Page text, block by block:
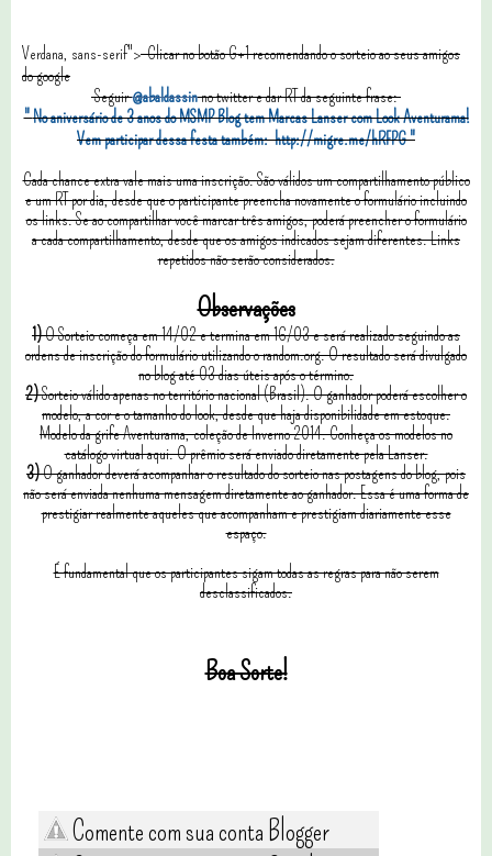
Verdana, sans-serif">Clicar no botão G+1 recomendando o sorteio ao seus amigos
do google
Seguir@abaldassinno twitter e dar RT da seguinte frase:
"No aniversário de 3 anos do MSMP Blog tem Marcas Lanser com Look Aventurama!
Vem participar dessa festa também: http://migre.me/hRFPG"
Cada chance extra vale mais uma inscrição. São válidos um compartilhamento público
e um RT por dia, desde que o participante preencha novamente o formulário incluindo
os links. Se ao compartilhar você marcar três amigos, poderá preencher o formulário
a cada compartilhamento, desde que os amigos indicados sejam diferentes. Links
repetidos não serão considerados.
Observações
1)O Sorteio começa em 14/02 e termina em 16/03 e será realizado seguindo as
ordens de inscrição do formulário utilizando o random.org. O resultado será divulgado
no blog até 03 dias úteis após o término.
2)Sorteio válido apenas no território nacional (Brasil). O ganhador poderá escolher o
modelo, a cor e o tamanho do look, desde que haja disponibilidade em estoque.
Modelo da grife Aventurama, coleção de Inverno 2014. Conheça os modelos no
catálogo virtual aqui. O prêmio será enviado diretamente pela Lanser.
3)O ganhador deverá acompanhar o resultado do sorteio nas postagens do blog, pois
não será enviada nenhuma mensagem diretamente ao ganhador. Essa é uma forma de
prestigiar realmente aqueles que acompanham e prestigiam diariamente esse
espaço.
É fundamental que os participantes sigam todas as regras para não serem
desclassificados.
Boa Sorte!
Comente com sua conta Blogger